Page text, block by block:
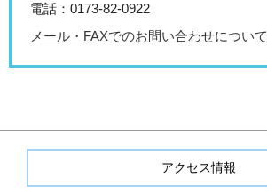
電話：0173-82-0922
メール・FAXでのお問い合わせについて
アクセス情報